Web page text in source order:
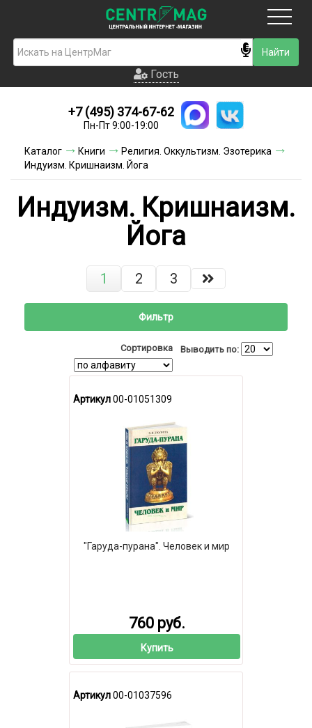
Гость
Новинки
Условия доставки
Контакты
Акции и скидки
Гость
+7 (495) 374-67-62
Пн-Пт 9:00-19:00
Каталог Книги
Религия. Оккультизм. Эзотерика
Индуизм. Кришнаизм. Йога
Индуизм. Кришнаизм.
Йога
1 2 3
Фильтр
Сортировка Выводить по:
Артикул00-01051309
"Гаруда-пурана". Человек и мир
760 руб.
Купить
Артикул00-01037596